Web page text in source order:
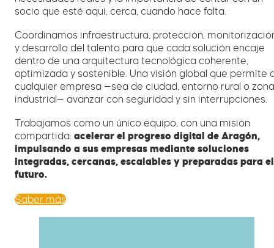
socio que esté aquí, cerca, cuando hace falta.
Coordinamos infraestructura, protección,
y desarrollo del talento para que cada solución encaje
dentro de una arquitectura tecnológica coherente,
optimizada y sostenible. Una visión global que permite
cualquier empresa —sea de ciudad, entorno rural o zona
industrial— avanzar con seguridad y sin interrupciones.
Trabajamos como un único equipo, con una misión
compartida: acelerar el progreso digital de Aragón,
impulsando a sus empresas mediante soluciones
integradas, cercanas, escalables y preparadas para el
futuro.
Saber más